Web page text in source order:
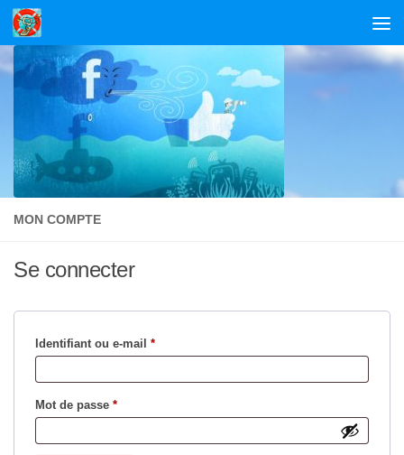
Skip to content
MON COMPTE
Se connecter
Identifiant ou e-mail *Obligatoire
Mot de passe *Obligatoire